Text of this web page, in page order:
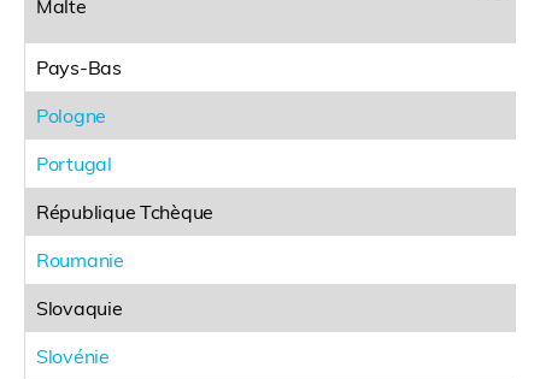
Malte
Pays-Bas
Pologne
Portugal
République Tchèque
Roumanie
Slovaquie
Slovénie